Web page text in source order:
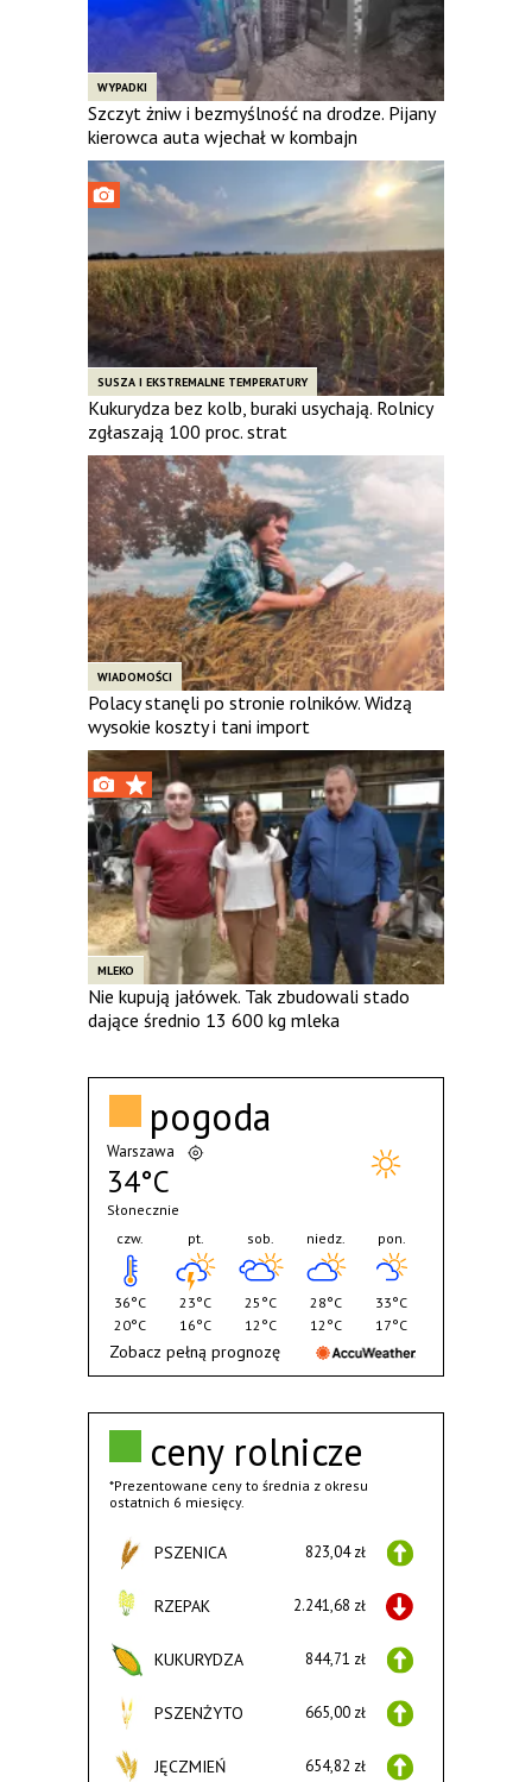
WYPADKI
Szczyt żniw i bezmyślność na drodze. Pijany
kierowca auta wjechał w kombajn
SUSZA I EKSTREMALNE TEMPERATURY
Kukurydza bez kolb, buraki usychają. Rolnicy
zgłaszają 100 proc. strat
WIADOMOŚCI
Polacy stanęli po stronie rolników. Widzą
wysokie koszty i tani import
MLEKO
Nie kupują jałówek. Tak zbudowali stado
dające średnio 13 600 kg mleka
ceny rolnicze
*Prezentowane ceny to średnia z okresu
ostatnich 6 miesięcy.
PSZENICA 823,04 zł
RZEPAK 2.241,68 zł
KUKURYDZA 844,71 zł
PSZENŻYTO 665,00 zł
JĘCZMIEŃ 654,82 zł
pogoda
Warszawa
34°C
Słonecznie
czw.
36°C
20°C
pt.
23°C
16°C
sob.
25°C
12°C
niedz.
28°C
12°C
pon.
33°C
17°C
Zobacz pełną prognozę